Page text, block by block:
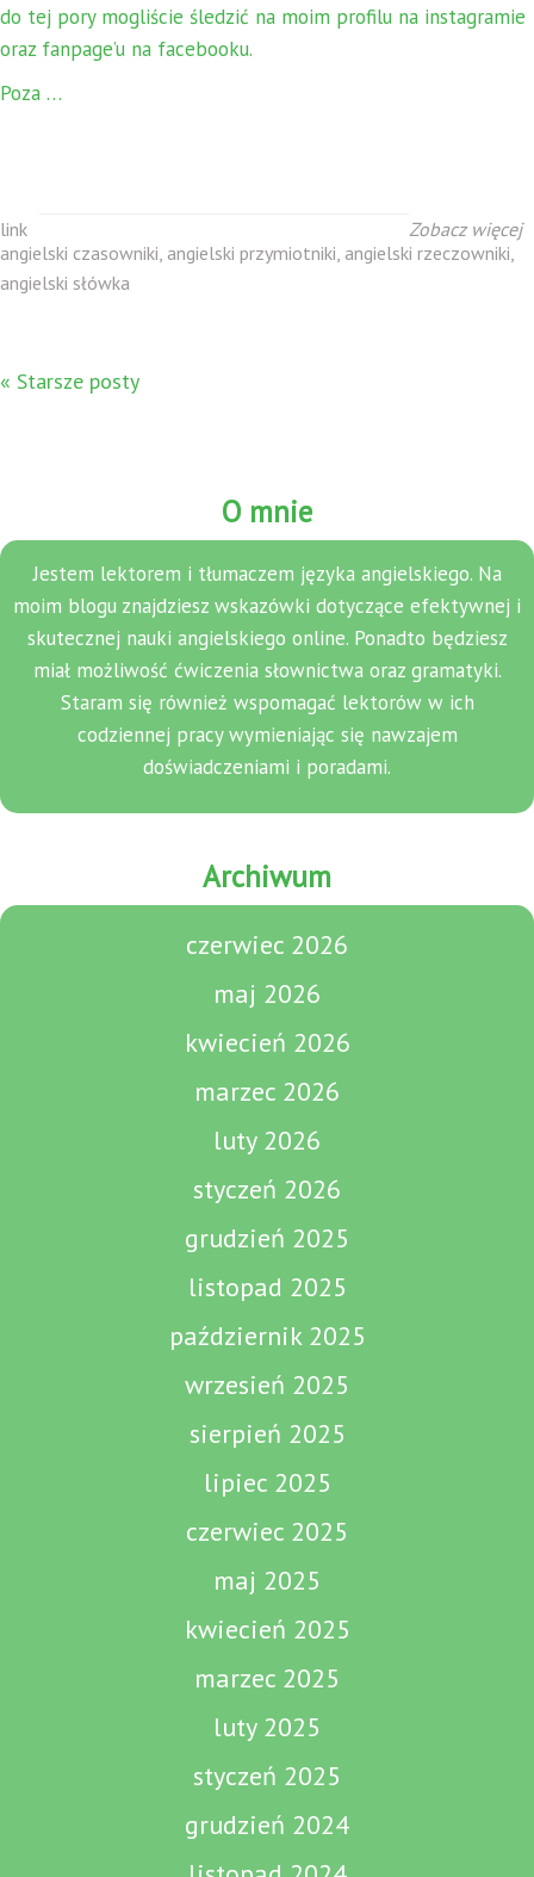
do tej pory mogliście śledzić na moim profilu na instagramie
oraz fanpage’u na facebooku.
Poza …
link
Zobacz więcej
angielski czasowniki, angielski przymiotniki, angielski rzeczowniki,
angielski słówka
« Starsze posty
O mnie
Jestem lektorem i tłumaczem języka angielskiego. Na
moim blogu znajdziesz wskazówki dotyczące efektywnej i
skutecznej nauki angielskiego online. Ponadto będziesz
miał możliwość ćwiczenia słownictwa oraz gramatyki.
Staram się również wspomagać lektorów w ich
codziennej pracy wymieniając się nawzajem
doświadczeniami i poradami.
Archiwum
czerwiec 2026
maj 2026
kwiecień 2026
marzec 2026
luty 2026
styczeń 2026
grudzień 2025
listopad 2025
październik 2025
wrzesień 2025
sierpień 2025
lipiec 2025
czerwiec 2025
maj 2025
kwiecień 2025
marzec 2025
luty 2025
styczeń 2025
grudzień 2024